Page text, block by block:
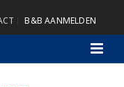
B&B AANMELDEN